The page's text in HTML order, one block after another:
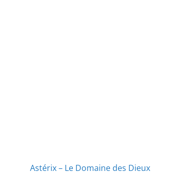
Astérix – Le Domaine des Dieux